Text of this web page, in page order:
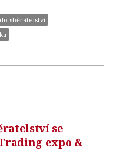
sběratelství
se
expo &